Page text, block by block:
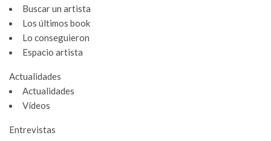
Buscar un artista
Los últimos book
Lo conseguieron
Espacio artista
Actualidades
Actualidades
Vídeos
Entrevistas